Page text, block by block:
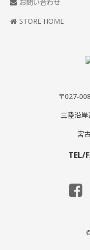
お問い合わせ
STORE HOME
〒027-
三陸沿岸
宮
TEL/